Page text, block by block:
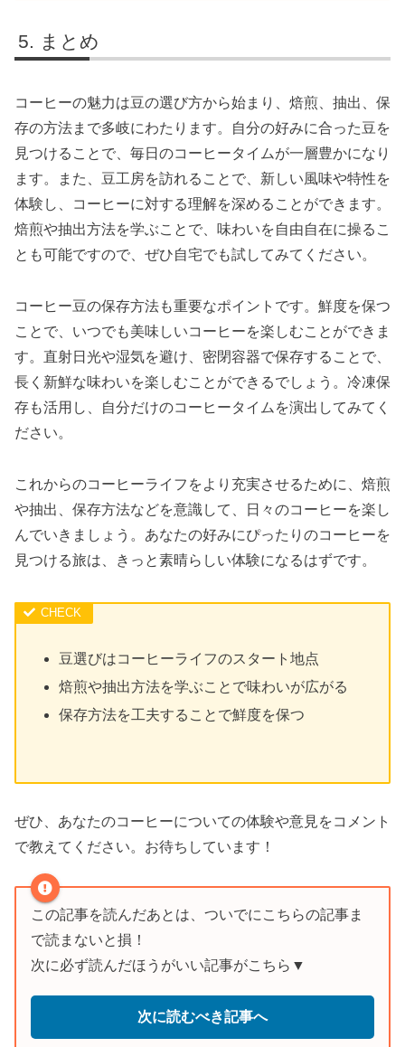
まとめ
コーヒーの魅力は豆の選び方から始まり、焙煎、抽出、保
存の方法まで多岐にわたります。自分の好みに合った豆を
見つけることで、毎日のコーヒータイムが一層豊かになり
ます。また、豆工房を訪れることで、新しい風味や特性を
体験し、コーヒーに対する理解を深めることができます。
焙煎や抽出方法を学ぶことで、味わいを自由自在に操るこ
とも可能ですので、ぜひ自宅でも試してみてください。
コーヒー豆の保存方法も重要なポイントです。鮮度を保つ
ことで、いつでも美味しいコーヒーを楽しむことができま
す。直射日光や湿気を避け、密閉容器で保存することで、
長く新鮮な味わいを楽しむことができるでしょう。冷凍保
存も活用し、自分だけのコーヒータイムを演出してみてく
ださい。
これからのコーヒーライフをより充実させるために、焙煎
や抽出、保存方法などを意識して、日々のコーヒーを楽し
んでいきましょう。あなたの好みにぴったりのコーヒーを
見つける旅は、きっと素晴らしい体験になるはずです。
豆選びはコーヒーライフのスタート地点
焙煎や抽出方法を学ぶことで味わいが広がる
保存方法を工夫することで鮮度を保つ
ぜひ、あなたのコーヒーについての体験や意見をコメント
で教えてください。お待ちしています！
この記事を読んだあとは、ついでにこちらの記事ま
で読まないと損！
次に必ず読んだほうがいい記事がこちら▼
次に読むべき記事へ